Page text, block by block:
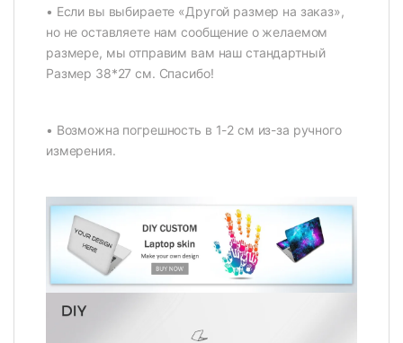
• Если вы выбираете «Другой размер на заказ»,
но не оставляете нам сообщение о желаемом
размере, мы отправим вам наш стандартный
Размер 38*27 см. Спасибо!
• Возможна погрешность в 1-2 см из-за ручного
измерения.